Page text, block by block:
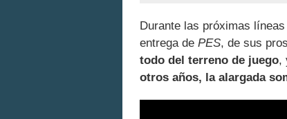
Durante las próximas
entrega de PES, de sus
todo del terreno de juego,
otros años, la alargada